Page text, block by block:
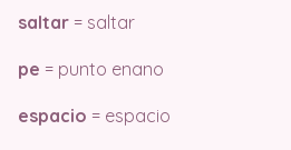
saltar = saltar
pe = punto enano
espacio = espacio